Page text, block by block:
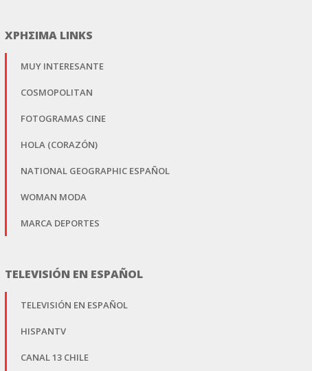
ΧΡΗΣΙΜΑ LINKS
MUY INTERESANTE
COSMOPOLITAN
FOTOGRAMAS CINE
HOLA (CORAZÓN)
NATIONAL GEOGRAPHIC ESPAÑOL
WOMAN MODA
MARCA DEPORTES
TELEVISIÓN EN ESPAÑOL
TELEVISIÓN EN ESPAÑOL
HISPANTV
CANAL 13 CHILE